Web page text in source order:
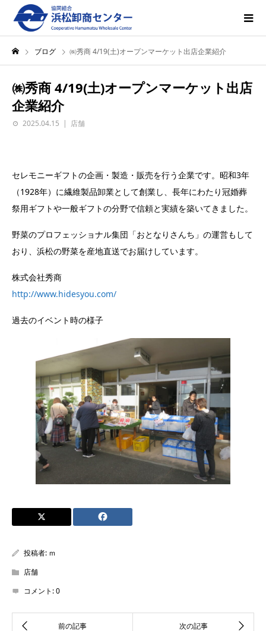
ブログ ㈱秀商 4/19(土)オープンマーケット出店企業紹介
㈱秀商 4/19(土)オープンマーケット出店
企業紹介
2025.04.15 店舗
セレモニーギフトの企画・製造・販売を行う企業です。​昭和3年
（1928年）に繊維製品卸業として創業し、長年にわたり冠婚葬
祭用ギフトや一般ギフトの分野で信頼と実績を築いてきました。
野菜のプロフェッショナル集団「おとなりさんち」の運営もして
おり、浜松の野菜を産地直送でお届けしています。
株式会社秀商
http://www.hidesyou.com/
過去のイベント時の様子
投稿者: ｍ
店舗
コメント:0